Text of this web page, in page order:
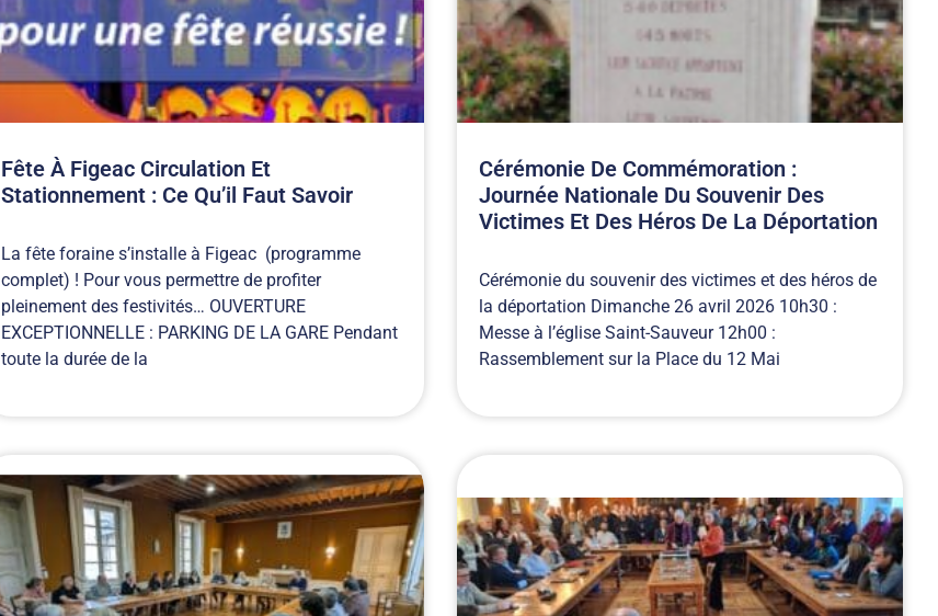
Fête À Figeac Circulation Et
Stationnement : Ce Qu’il Faut Savoir
La fête foraine s’installe à Figeac (programme
complet) ! Pour vous permettre de profiter
pleinement des festivités… OUVERTURE
EXCEPTIONNELLE : PARKING DE LA GARE Pendant
toute la durée de la
Cérémonie De Commémoration :
Journée Nationale Du Souvenir Des
Victimes Et Des Héros De La Déportation
Cérémonie du souvenir des victimes et des héros de
la déportation Dimanche 26 avril 2026 10h30 :
Messe à l’église Saint-Sauveur 12h00 :
Rassemblement sur la Place du 12 Mai